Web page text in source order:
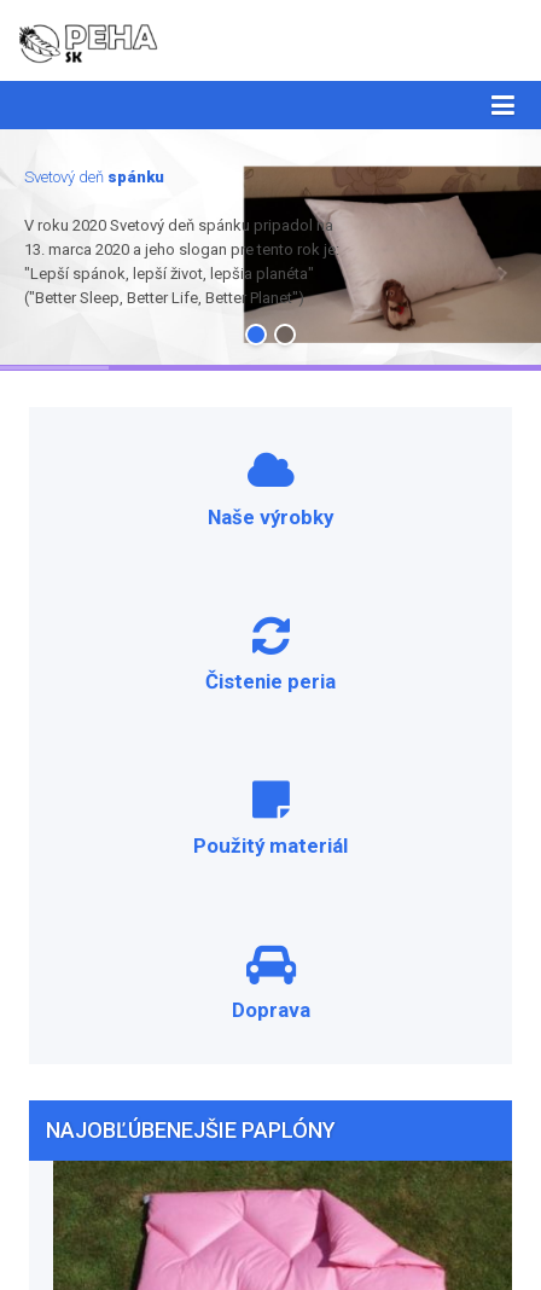
Svetový deň spánku
V roku 2020 Svetový deň spánku pripadol na
13. marca 2020 a jeho slogan pre tento rok je:
"Lepší spánok, lepší život, lepšia planéta"
("Better Sleep, Better Life, Better Planet")
Naše výrobky
Čistenie peria
Použitý materiál
Doprava
NAJOBĽÚBENEJŠIE PAPLÓNY